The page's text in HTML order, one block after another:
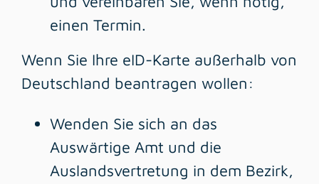
einen Termin.
Wenn Sie Ihre eID-Karte außerhalb von
Deutschland beantragen wollen:
Wenden Sie sich an das
Auswärtige Amt und die
Auslandsvertretung in dem Bezirk,